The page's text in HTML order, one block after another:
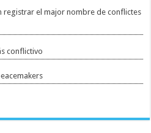
registrar el major nombre de conflictes
conflictivo